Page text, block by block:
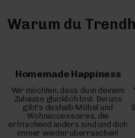
Warum du
Homemade Happiness
Wir möchten, dass du in deinem
Zuhause glücklich bist. Bei uns
gibt's deshalb Möbel und
Wohnaccessoires, die
erfrischend anders sind und dich
immer wieder überraschen!